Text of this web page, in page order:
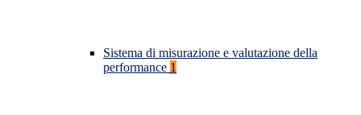
Sistema di misurazione e valutazione della
performance 1